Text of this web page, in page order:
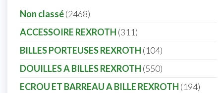
Non classé 2468
ACCESSOIRE REXROTH 311
BILLES PORTEUSES REXROTH 104
DOUILLES A BILLES REXROTH 550
ECROU ET BARREAU A BILLE REXROTH 194